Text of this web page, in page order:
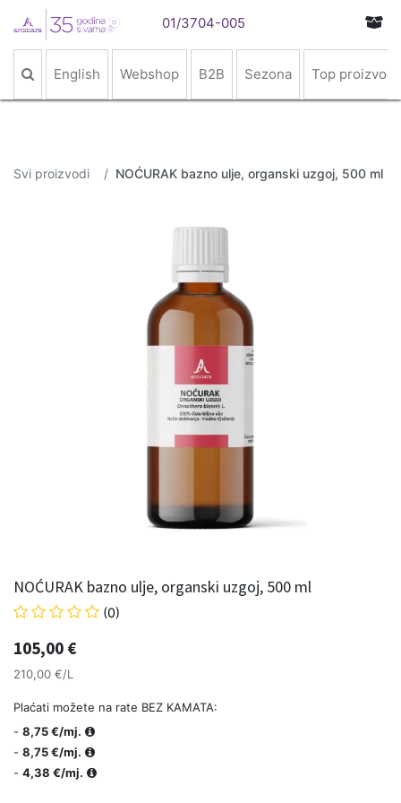
01/3704-005
English Webshop B2B Sezona Top proizvodi
Svi proizvodi NOĆURAK bazno ulje, organski uzgoj, 500 ml
NOĆURAK bazno ulje, organski uzgoj, 500 ml
(0)
105,00 €
210,00 €/L
Plaćati možete na rate BEZ KAMATA:
- 8,75 €/mj.
- 8,75 €/mj.
- 4,38 €/mj.